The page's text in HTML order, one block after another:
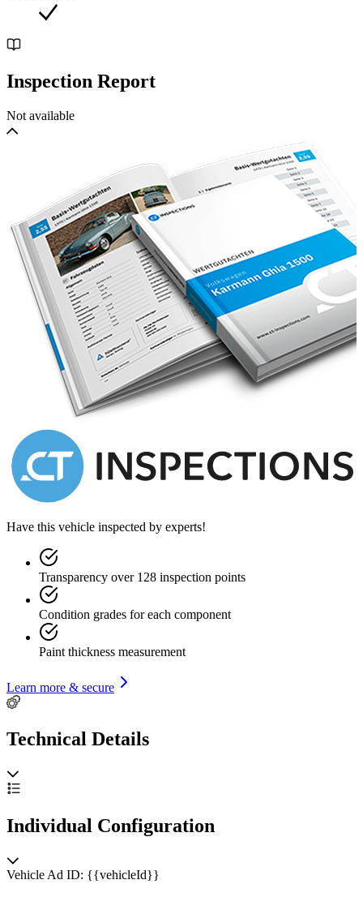
Inspection Report
Not available
Have this vehicle inspected by experts!
Transparency over 128 inspection points
Condition grades for each component
Paint thickness measurement
Learn more & secure
Technical Details
Individual Configuration
Vehicle Ad ID: {{vehicleId}}